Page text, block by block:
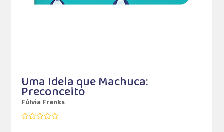
Uma Ideia que Machuca:
Preconceito
Fúlvia Franks